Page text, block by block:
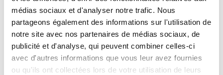
médias sociaux et d'analyser notre trafic. Nous
partageons également des informations sur l'utilisation de
notre site avec nos partenaires de médias sociaux, de
publicité et d'analyse, qui peuvent combiner celles-ci
avec d'autres informations que vous leur avez fournies
ou qu'ils ont collectées lors de votre utilisation de leurs
souvent à des contraintes d’exploitation, des
questionnements sur la stratégie, les méthodologies à
appliquer, les rôles de chacun et le retour sur
investissement.
Se connecter
J'ai déjà un compte
Adresse email *